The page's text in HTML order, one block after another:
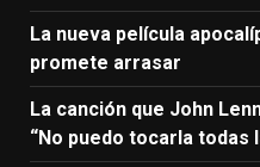
La nueva película
promete arrasar
La canción que John
“No puedo tocarla todas